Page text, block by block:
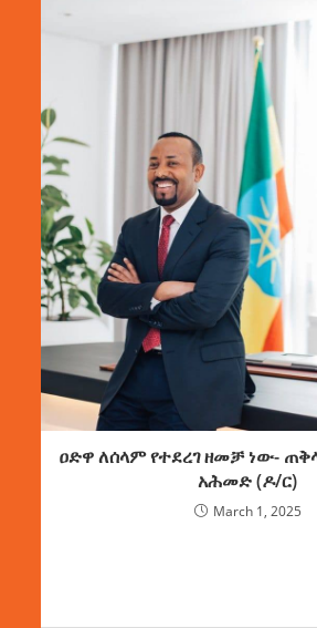
ዐድዋ ለሰላም የተደረገ ዘመቻ ነው-
አሕመድ (ዶ/ር)
March 1, 2025